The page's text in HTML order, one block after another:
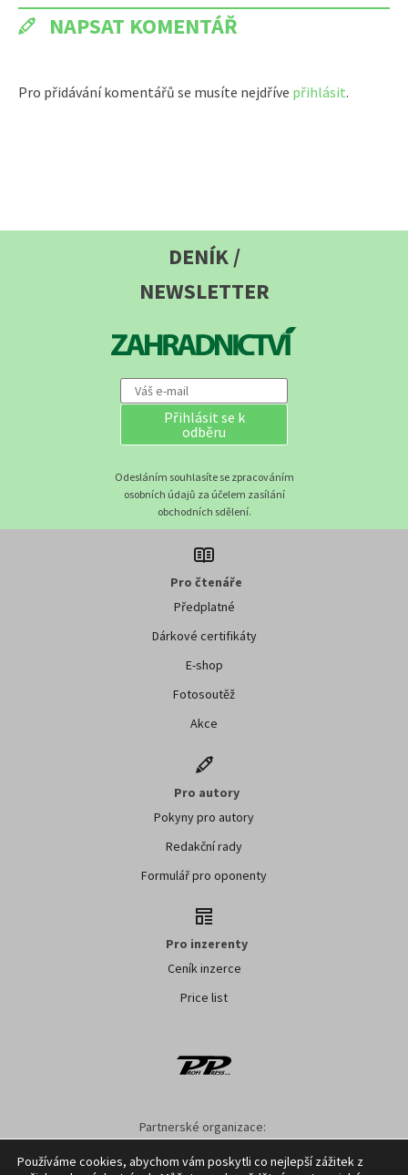
NAPSAT KOMENTÁŘ
Pro přidávání komentářů se musíte nejdříve přihlásit.
DENÍK /
NEWSLETTER
Přihlásit se k
odběru
Odesláním souhlasíte se zpracováním
osobních údajů za účelem zasílání
obchodních sdělení.
Pro čtenáře
Předplatné
Dárkové certifikáty
E-shop
Fotosoutěž
Akce
Pro autory
Pokyny pro autory
Redakční rady
Formulář pro oponenty
Pro inzerenty
Ceník inzerce
Price list
Partnerské organizace:
Používáme cookies, abychom vám poskytli co nejlepší zážitek z